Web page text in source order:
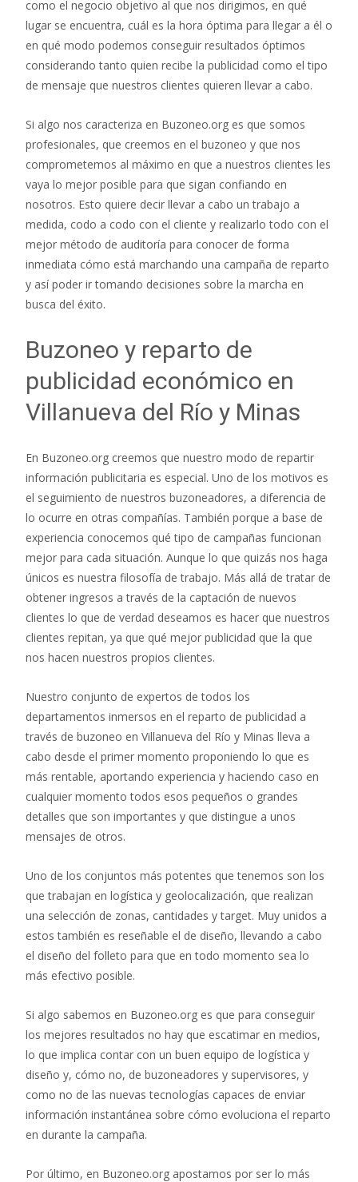
como el negocio objetivo al que nos dirigimos, en qué
lugar se encuentra, cuál es la hora óptima para llegar a él o
en qué modo podemos conseguir resultados óptimos
considerando tanto quien recibe la publicidad como el tipo
de mensaje que nuestros clientes quieren llevar a cabo.
Si algo nos caracteriza en Buzoneo.org es que somos
profesionales, que creemos en el buzoneo y que nos
comprometemos al máximo en que a nuestros clientes les
vaya lo mejor posible para que sigan confiando en
nosotros. Esto quiere decir llevar a cabo un trabajo a
medida, codo a codo con el cliente y realizarlo todo con el
mejor método de auditoría para conocer de forma
inmediata cómo está marchando una campaña de reparto
y así poder ir tomando decisiones sobre la marcha en
busca del éxito.
Buzoneo y reparto de
publicidad económico en
Villanueva del Río y Minas
En Buzoneo.org creemos que nuestro modo de repartir
información publicitaria es especial. Uno de los motivos es
el seguimiento de nuestros buzoneadores, a diferencia de
lo ocurre en otras compañías. También porque a base de
experiencia conocemos qué tipo de campañas funcionan
mejor para cada situación. Aunque lo que quizás nos haga
únicos es nuestra filosofía de trabajo. Más allá de tratar de
obtener ingresos a través de la captación de nuevos
clientes lo que de verdad deseamos es hacer que nuestros
clientes repitan, ya que qué mejor publicidad que la que
nos hacen nuestros propios clientes.
Nuestro conjunto de expertos de todos los
departamentos inmersos en el reparto de publicidad a
través de buzoneo en Villanueva del Río y Minas lleva a
cabo desde el primer momento proponiendo lo que es
más rentable, aportando experiencia y haciendo caso en
cualquier momento todos esos pequeños o grandes
detalles que son importantes y que distingue a unos
mensajes de otros.
Uno de los conjuntos más potentes que tenemos son los
que trabajan en logística y geolocalización, que realizan
una selección de zonas, cantidades y target. Muy unidos a
estos también es reseñable el de diseño, llevando a cabo
el diseño del folleto para que en todo momento sea lo
más efectivo posible.
Si algo sabemos en Buzoneo.org es que para conseguir
los mejores resultados no hay que escatimar en medios,
lo que implica contar con un buen equipo de logística y
diseño y, cómo no, de buzoneadores y supervisores, y
como no de las nuevas tecnologías capaces de enviar
información instantánea sobre cómo evoluciona el reparto
en durante la campaña.
Por último, en Buzoneo.org apostamos por ser lo más